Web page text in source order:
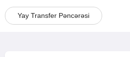
Yay Transfer Pəncərəsi